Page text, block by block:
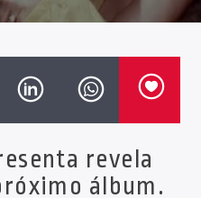
revela
álbum.